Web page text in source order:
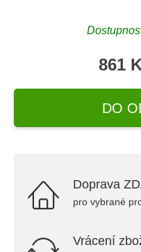
861
DO
Doprava
pro vybrané
Vrácení